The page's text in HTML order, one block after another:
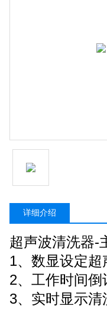
详细介绍
超声波清洗器-
1、数显设定超
2、工作时间倒
3、实时显示